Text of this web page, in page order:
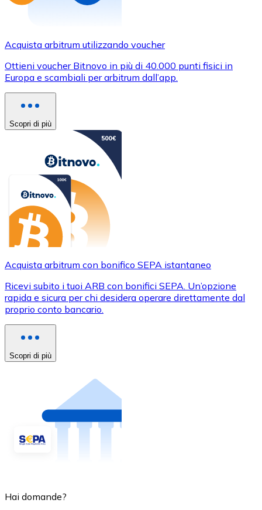
Acquista arbitrum utilizzando voucher
Ottieni voucher Bitnovo in più di 40.000 punti fisici in
Europa e scambiali per arbitrum dall’app.
Scopri di più
Acquista arbitrum con bonifico SEPA istantaneo
Ricevi subito i tuoi ARB con bonifici SEPA. Un’opzione
rapida e sicura per chi desidera operare direttamente dal
proprio conto bancario.
Scopri di più
Hai domande?